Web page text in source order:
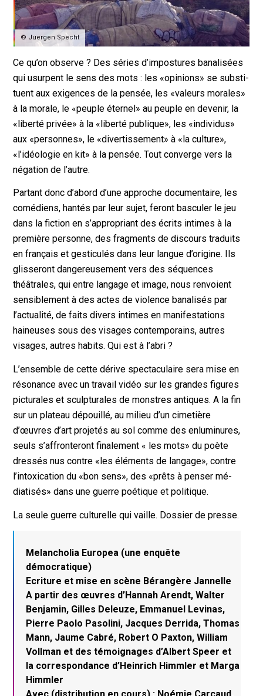
© Juergen Specht
Ce qu’on observe ? Des séries d’impostures banalisées
qui usurpent le sens des mots : les «opinions» se substi­
tuent aux exigences de la pensée, les «valeurs morales»
à la morale, le «peuple éternel» au peuple en devenir, la
«liberté privée» à la «liberté publique», les «indivi­dus»
aux «personnes», le «divertissement» à «la culture»,
«l’idéologie en kit» à la pensée. Tout converge vers la
négation de l’autre.
Partant donc d’abord d’une approche documentaire, les
comédiens, hantés par leur sujet, feront basculer le jeu
dans la fiction en s’appropriant des écrits intimes à la
première personne, des fragments de discours traduits
en français et gesticulés dans leur langue d’origine. Ils
glisseront dangereusement vers des séquences
théâtrales, qui entre langage et image, nous renvoient
sensiblement à des actes de violence banali­sés par
l’actualité, de faits divers intimes en manifestations
haineuses sous des visages contemporains, autres
visages, autres habits. Qui est à l’abri ?
L’ensemble de cette dérive spectaculaire sera mise en
résonance avec un travail vidéo sur les grandes figures
picturales et sculpturales de monstres antiques. A la fin
sur un pla­teau dépouillé, au milieu d’un cimetière
d’œuvres d’art projetés au sol comme des enluminures,
seuls s’affronteront finalement « les mots» du poète
dressés nus contre «les éléments de langage», contre
l’intoxication du «bon sens», des «prêts à penser mé­
diatisés» dans une guerre poétique et politique.
La seule guerre culturelle qui vaille. Dossier de presse.
Melancholia Europea (une enquête
démocratique)
Ecriture et mise en scène Bérangère Jannelle
A partir des œuvres d’Hannah Arendt, Walter
Benjamin, Gilles Deleuze, Emmanuel Levinas,
Pierre Paolo Pasolini, Jacques Derrida, Thomas
Mann, Jaume Cabré, Robert O Paxton, William
Vollman et des témoignages d’Albert Speer et
la correspondance d’Heinrich Himmler et Marga
Himmler